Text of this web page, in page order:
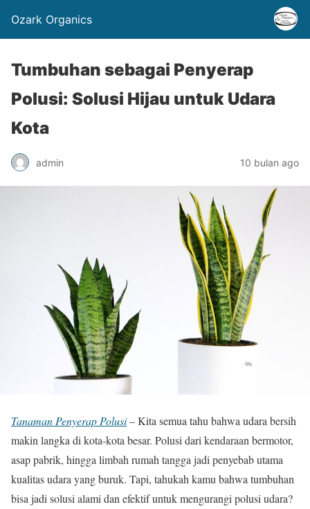
Ozark Organics
Tumbuhan sebagai Penyerap
Polusi: Solusi Hijau untuk Udara
Kota
admin 10 bulan ago
Tanaman Penyerap Polusi– Kita semua tahu bahwa udara bersih
makin langka di kota-kota besar. Polusi dari kendaraan bermotor,
asap pabrik, hingga limbah rumah tangga jadi penyebab utama
kualitas udara yang buruk. Tapi, tahukah kamu bahwa tumbuhan
bisa jadi solusi alami dan efektif untuk mengurangi polusi udara?